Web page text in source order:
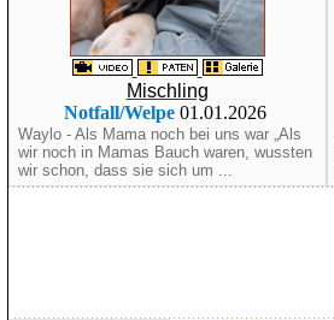
Mischling
Notfall/Welpe01.01.2026
Waylo - Als Mama noch bei uns war „Als
wir noch in Mamas Bauch waren, wussten
wir schon, dass sie sich um ...